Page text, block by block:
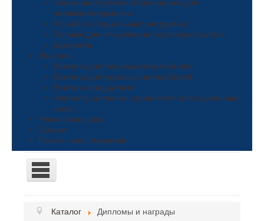
Пневмоинструмент, переходники для
пневмоинструмента
Ручной и специальный инструмент
Головки для откручивания колесных болтов
Домкраты
Вентили
Вентили для легковых автомобилей
Вентили для грузовых автомобилей
Вентили под датчики
Ниппели, колпачки, удлинители для сдвоенных
колес
Ремонтные шипы
Смазки
Пакеты, мел, перчатки
TPL_PROTOSTAR_TOGGLE_MENU
Поиск
Каталог Дипломы и награды